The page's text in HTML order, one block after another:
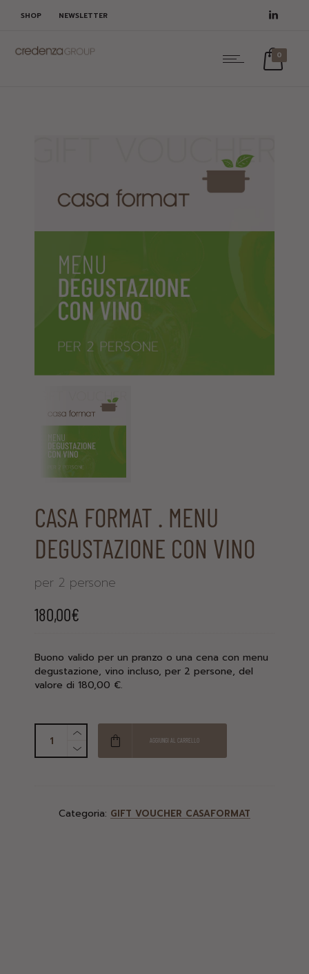
SHOP NEWSLETTER
0
CASA FORMAT . MENU
DEGUSTAZIONE CON VINO
per 2 persone
180,00€
Buono valido per un pranzo o una cena con menu
degustazione, vino incluso, per 2 persone, del
valore di 180,00 €.
AGGIUNGI AL CARRELLO
Categoria: GIFT VOUCHER CASAFORMAT